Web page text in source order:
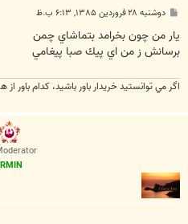
پ
ت
دوشنبه ۲۸ فروردین ۱۳۸۵, ۶:۱۳ ب.ظ
يار من چون بخرامد بتماشاي چمن
برسانش ز من اي پيك صبا پيغامي
اگر مي توانستيد خريدار باور باشيد، كدام باور از